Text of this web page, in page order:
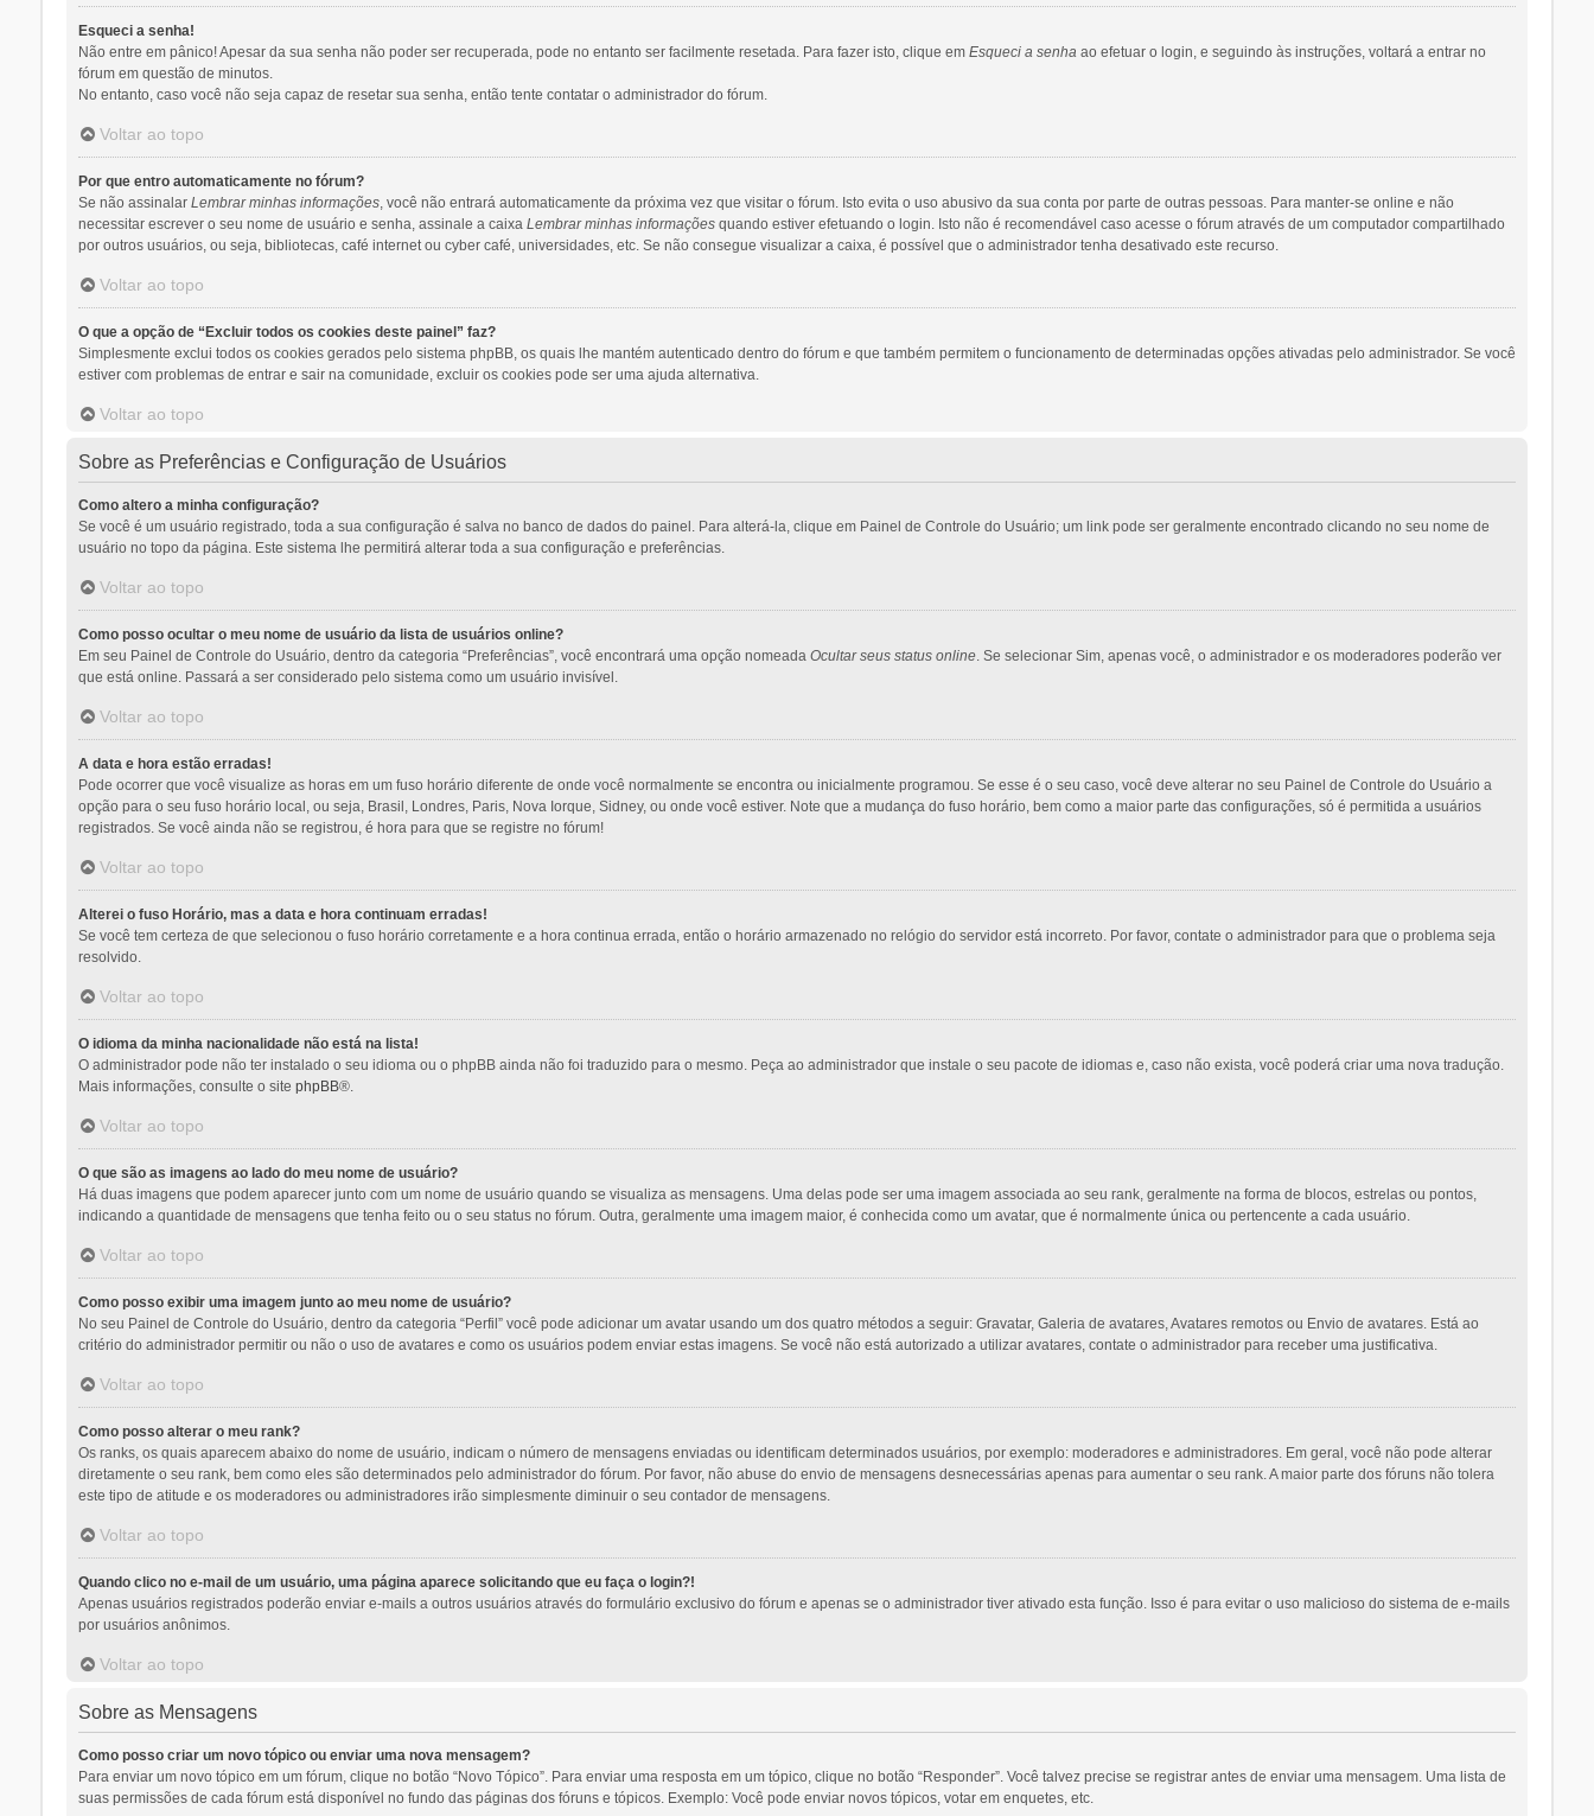
Esqueci a senha!
Não entre em pânico! Apesar da sua senha não poder ser recuperada, pode no entanto ser facilmente resetada. Para fazer isto, clique em Esqueci a senhaao efetuar o login, e seguindo às instruções, voltará a entrar no
fórum em questão de minutos.
No entanto, caso você não seja capaz de resetar sua senha, então tente contatar o administrador do fórum.
Voltar ao topo
Por que entro automaticamente no fórum?
Se não assinalar Lembrar minhas informações, você não entrará automaticamente da próxima vez que visitar o fórum. Isto evita o uso abusivo da sua conta por parte de outras pessoas. Para manter-se online e não
necessitar escrever o seu nome de usuário e senha, assinale a caixa Lembrar minhas informaçõesquando estiver efetuando o login. Isto não é recomendável caso acesse o fórum através de um computador compartilhado
por outros usuários, ou seja, bibliotecas, café internet ou cyber café, universidades, etc. Se não consegue visualizar a caixa, é possível que o administrador tenha desativado este recurso.
Voltar ao topo
O que a opção de “Excluir todos os cookies deste painel” faz?
Simplesmente exclui todos os cookies gerados pelo sistema phpBB, os quais lhe mantém autenticado dentro do fórum e que também permitem o funcionamento de determinadas opções ativadas pelo administrador. Se você
estiver com problemas de entrar e sair na comunidade, excluir os cookies pode ser uma ajuda alternativa.
Voltar ao topo
Sobre as Preferências e Configuração de Usuários
Como altero a minha configuração?
Se você é um usuário registrado, toda a sua configuração é salva no banco de dados do painel. Para alterá-la, clique em Painel de Controle do Usuário; um link pode ser geralmente encontrado clicando no seu nome de
usuário no topo da página. Este sistema lhe permitirá alterar toda a sua configuração e preferências.
Voltar ao topo
Como posso ocultar o meu nome de usuário da lista de usuários online?
Em seu Painel de Controle do Usuário, dentro da categoria “Preferências”, você encontrará uma opção nomeada Ocultar seus status online. Se selecionar Sim, apenas você, o administrador e os moderadores poderão ver
que está online. Passará a ser considerado pelo sistema como um usuário invisível.
Voltar ao topo
A data e hora estão erradas!
Pode ocorrer que você visualize as horas em um fuso horário diferente de onde você normalmente se encontra ou inicialmente programou. Se esse é o seu caso, você deve alterar no seu Painel de Controle do Usuário a
opção para o seu fuso horário local, ou seja, Brasil, Londres, Paris, Nova Iorque, Sidney, ou onde você estiver. Note que a mudança do fuso horário, bem como a maior parte das configurações, só é permitida a usuários
registrados. Se você ainda não se registrou, é hora para que se registre no fórum!
Voltar ao topo
Alterei o fuso Horário, mas a data e hora continuam erradas!
Se você tem certeza de que selecionou o fuso horário corretamente e a hora continua errada, então o horário armazenado no relógio do servidor está incorreto. Por favor, contate o administrador para que o problema seja
resolvido.
Voltar ao topo
O idioma da minha nacionalidade não está na lista!
O administrador pode não ter instalado o seu idioma ou o phpBB ainda não foi traduzido para o mesmo. Peça ao administrador que instale o seu pacote de idiomas e, caso não exista, você poderá criar uma nova tradução.
Mais informações, consulte o site phpBB®.
Voltar ao topo
O que são as imagens ao lado do meu nome de usuário?
Há duas imagens que podem aparecer junto com um nome de usuário quando se visualiza as mensagens. Uma delas pode ser uma imagem associada ao seu rank, geralmente na forma de blocos, estrelas ou pontos,
indicando a quantidade de mensagens que tenha feito ou o seu status no fórum. Outra, geralmente uma imagem maior, é conhecida como um avatar, que é normalmente única ou pertencente a cada usuário.
Voltar ao topo
Como posso exibir uma imagem junto ao meu nome de usuário?
No seu Painel de Controle do Usuário, dentro da categoria “Perfil” você pode adicionar um avatar usando um dos quatro métodos a seguir: Gravatar, Galeria de avatares, Avatares remotos ou Envio de avatares. Está ao
critério do administrador permitir ou não o uso de avatares e como os usuários podem enviar estas imagens. Se você não está autorizado a utilizar avatares, contate o administrador para receber uma justificativa.
Voltar ao topo
Como posso alterar o meu rank?
Os ranks, os quais aparecem abaixo do nome de usuário, indicam o número de mensagens enviadas ou identificam determinados usuários, por exemplo: moderadores e administradores. Em geral, você não pode alterar
diretamente o seu rank, bem como eles são determinados pelo administrador do fórum. Por favor, não abuse do envio de mensagens desnecessárias apenas para aumentar o seu rank. A maior parte dos fóruns não tolera
este tipo de atitude e os moderadores ou administradores irão simplesmente diminuir o seu contador de mensagens.
Voltar ao topo
Quando clico no e-mail de um usuário, uma página aparece solicitando que eu faça o login?!
Apenas usuários registrados poderão enviar e-mails a outros usuários através do formulário exclusivo do fórum e apenas se o administrador tiver ativado esta função. Isso é para evitar o uso malicioso do sistema de e-mails
por usuários anônimos.
Voltar ao topo
Sobre as Mensagens
Como posso criar um novo tópico ou enviar uma nova mensagem?
Para enviar um novo tópico em um fórum, clique no botão “Novo Tópico”. Para enviar uma resposta em um tópico, clique no botão “Responder”. Você talvez precise se registrar antes de enviar uma mensagem. Uma lista de
suas permissões de cada fórum está disponível no fundo das páginas dos fóruns e tópicos. Exemplo: Você pode enviar novos tópicos, votar em enquetes, etc.